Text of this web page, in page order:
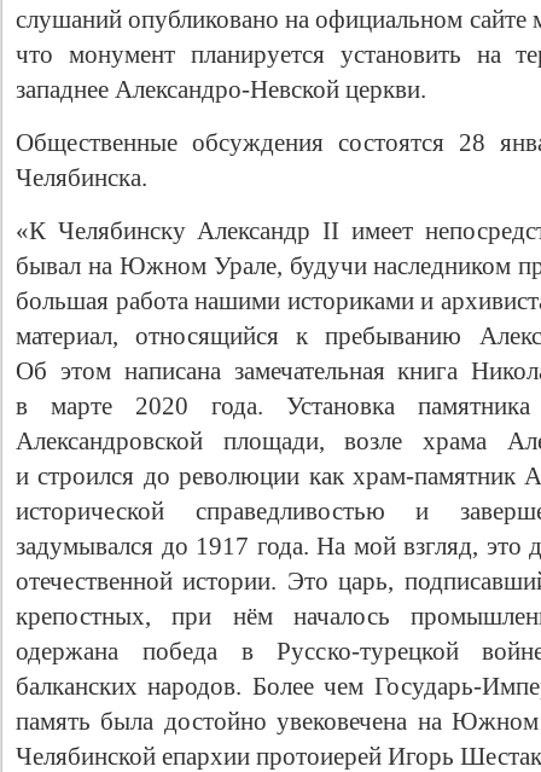
слушаний опубликовано на официальном сайте
что монумент планируется установить на
западнее Александро-Невской церкви.
Общественные обсуждения состоятся 28
Челябинска.
«К Челябинску Александр II имеет
бывал на Южном Урале, будучи наследником
большая работа нашими историками и
материал, относящийся к пребыванию
Об этом написана замечательная книга
в марте 2020 года. Установка
Александровской площади, возле храма
и строился до революции как храм-памятник
исторической справедливостью и
задумывался до 1917 года. На мой взгляд, это
отечественной истории. Это царь,
крепостных, при нём началось
одержана победа в Русско-турецкой
балканских народов. Более чем Государь-
память была достойно увековечена на
Челябинской епархии протоиерей Игорь
Свидетельство